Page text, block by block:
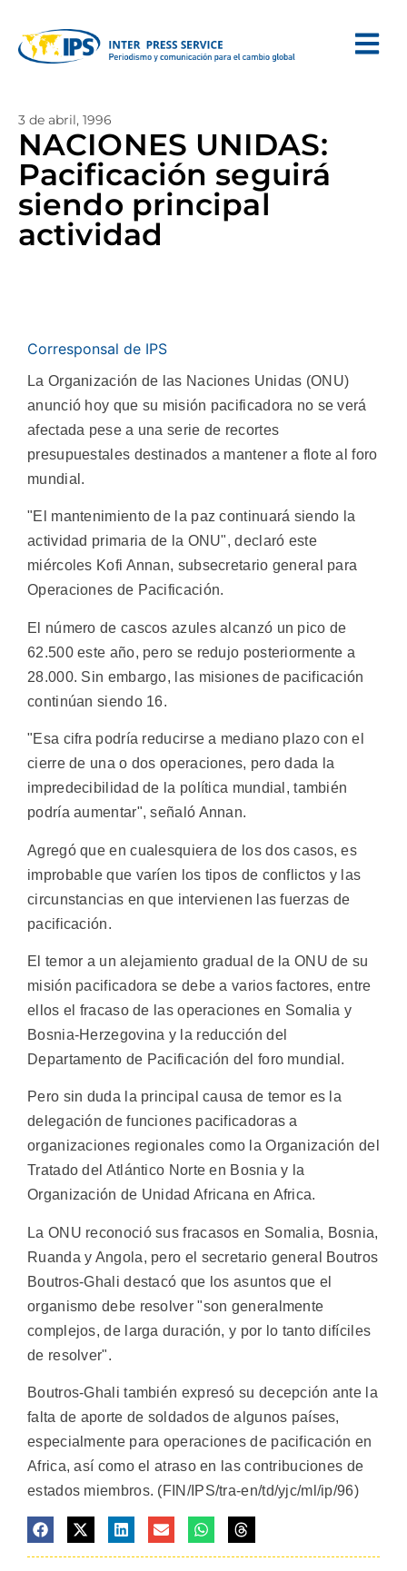
3 de abril, 1996
NACIONES UNIDAS:
Pacificación seguirá
siendo principal
actividad
Corresponsal de IPS
La Organización de las Naciones Unidas (ONU)
anunció hoy que su misión pacificadora no se verá
afectada pese a una serie de recortes
presupuestales destinados a mantener a flote al foro
mundial.
"El mantenimiento de la paz continuará siendo la
actividad primaria de la ONU", declaró este
miércoles Kofi Annan, subsecretario general para
Operaciones de Pacificación.
El número de cascos azules alcanzó un pico de
62.500 este año, pero se redujo posteriormente a
28.000. Sin embargo, las misiones de pacificación
continúan siendo 16.
"Esa cifra podría reducirse a mediano plazo con el
cierre de una o dos operaciones, pero dada la
impredecibilidad de la política mundial, también
podría aumentar", señaló Annan.
Agregó que en cualesquiera de los dos casos, es
improbable que varíen los tipos de conflictos y las
circunstancias en que intervienen las fuerzas de
pacificación.
El temor a un alejamiento gradual de la ONU de su
misión pacificadora se debe a varios factores, entre
ellos el fracaso de las operaciones en Somalia y
Bosnia-Herzegovina y la reducción del
Departamento de Pacificación del foro mundial.
Pero sin duda la principal causa de temor es la
delegación de funciones pacificadoras a
organizaciones regionales como la Organización del
Tratado del Atlántico Norte en Bosnia y la
Organización de Unidad Africana en Africa.
La ONU reconoció sus fracasos en Somalia, Bosnia,
Ruanda y Angola, pero el secretario general Boutros
Boutros-Ghali destacó que los asuntos que el
organismo debe resolver "son generalmente
complejos, de larga duración, y por lo tanto difíciles
de resolver".
Boutros-Ghali también expresó su decepción ante la
falta de aporte de soldados de algunos países,
especialmente para operaciones de pacificación en
Africa, así como el atraso en las contribuciones de
estados miembros. (FIN/IPS/tra-en/td/yjc/ml/ip/96)